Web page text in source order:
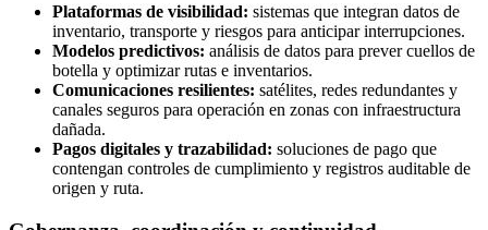
Plataformas de visibilidad: sistemas que integran datos de
inventario, transporte y riesgos para anticipar interrupciones.
Modelos predictivos: análisis de datos para prever cuellos de
botella y optimizar rutas e inventarios.
Comunicaciones resilientes: satélites, redes redundantes y
canales seguros para operación en zonas con infraestructura
dañada.
Pagos digitales y trazabilidad: soluciones de pago que
contengan controles de cumplimiento y registros auditable de
origen y ruta.